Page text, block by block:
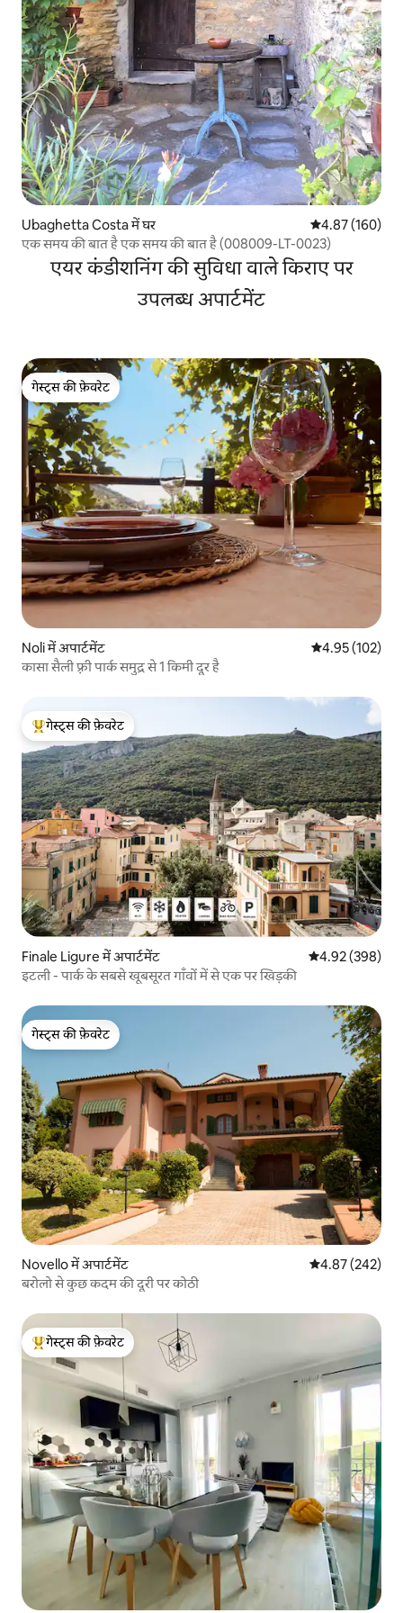
Ubaghetta Costa में घर औसत रेटिंग 5 में से
4.87 (160)
एक समय की बात है एक समय की बात है (008009-LT-0023)
एयर कंडीशनिंग की सुविधा वाले किराए पर
उपलब्ध अपार्टमेंट
गेस्ट्स की फ़ेवरेट
गेस्ट्स की फ़ेवरेट
Noli में अपार्टमेंट औसत रेटिंग 5 में से
4.95 (102)
कासा सैली फ़्री पार्क समुद्र से 1 किमी दूर है
गेस्ट्स का टॉप फ़ेवरेट
गेस्ट्स की फ़ेवरेट
Finale Ligure में अपार्टमेंट औसत रेटिंग 5 में से
4.92 (398)
इटली - पार्क के सबसे खूबसूरत गाँवों में से एक पर खिड़की
गेस्ट्स की फ़ेवरेट
गेस्ट्स की फ़ेवरेट
Novello में अपार्टमेंट औसत रेटिंग 5 में से
4.87 (242)
बरोलो से कुछ कदम की दूरी पर कोठी
गेस्ट्स का टॉप फ़ेवरेट
गेस्ट्स की फ़ेवरेट